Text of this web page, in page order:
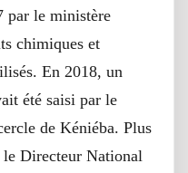
par le ministère
chimiques et
En 2018, un
été saisi par le
de Kéniéba. Plus
Directeur National